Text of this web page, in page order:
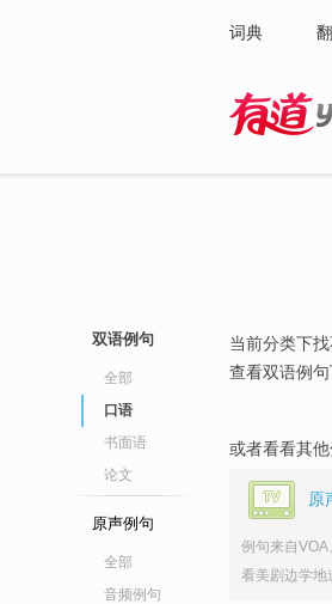
词典
双语例句
全部
口语
书面语
论文
原声例句
全部
音频例句
当前分类下
查看双语例
或者看看其他
原
例句来自
看美剧边学地